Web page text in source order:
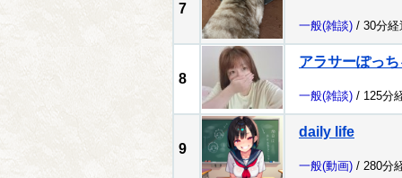
7
一般(雑談) / 30分
8
アラサーぽっ
一般(雑談) / 125分
9
daily life
一般(動画) / 280分